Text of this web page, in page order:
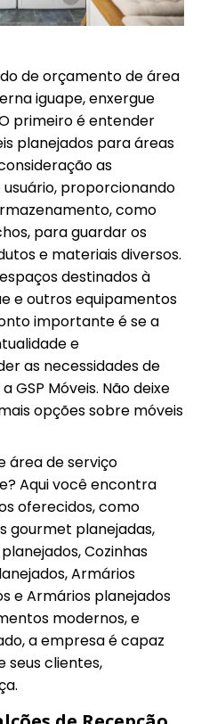
de orçamento de área
iguape, enxergue
primeiro é entender
planejados para áreas
as
proporcionando
como
para guardar os
e materiais diversos.
destinados à
e outros equipamentos
importante é se a
e
as necessidades de
GSP Móveis. Não deixe
opções sobre móveis
área de serviço
Aqui você encontra
oferecidos, como
gourmet planejadas,
Cozinhas
Armários
e Armários planejados
modernos, e
a empresa é capaz
seus clientes,